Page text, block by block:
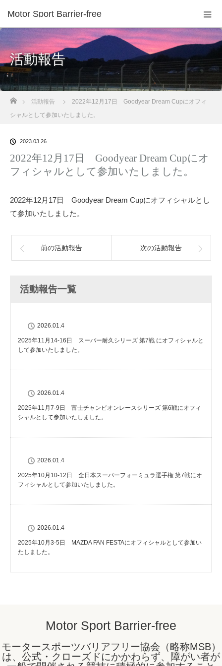
Motor Sport Barrier-free
活動報告
ホーム
活動報告
2022年12月17日 Goodyear Dream Cupにオフィ
シャルとして参加いたしました。
2023.03.26
2022年12月17日 Goodyear Dream Cupにオ
フィシャルとして参加いたしました。
2022年12月17日 Goodyear Dream Cupにオフィシャルとし
て参加いたしました。
前の活動報告 次の活動報告
活動報告一覧
2026.01.4
2025年11月14-16日 スーパー耐久シリーズ 第7戦 にオフィシャルと
して参加いたしました。
2026.01.4
2025年11月7-9日 富士チャンピオンレースシリーズ 第6戦にオフィ
シャルとして参加いたしました。
2026.01.4
2025年10月10-12日 全日本スーパーフォーミュラ選手権 第7戦にオ
フィシャルとして参加いたしました。
2026.01.4
2025年10月3-5日 MAZDA FAN FESTAにオフィシャルとして参加い
たしました。
Motor Sport Barrier-free
モータースポーツバリアフリー協会（略称MSB）
は、公式・クローズドにかかわらず、障がい者が